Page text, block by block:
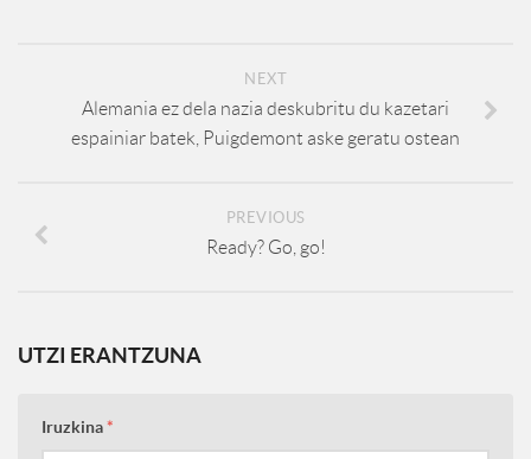
NEXT
Alemania ez dela nazia deskubritu du kazetari
espainiar batek, Puigdemont aske geratu ostean
PREVIOUS
Ready? Go, go!
UTZI ERANTZUNA
Iruzkina*